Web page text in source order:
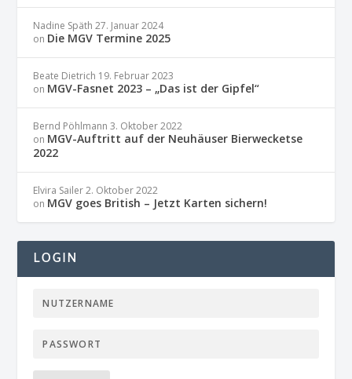
Nadine Späth 27. Januar 2024
on Die MGV Termine 2025
Beate Dietrich 19. Februar 2023
on MGV-Fasnet 2023 – „Das ist der Gipfel“
Bernd Pöhlmann 3. Oktober 2022
on MGV-Auftritt auf der Neuhäuser Bierwecketse
2022
Elvira Sailer 2. Oktober 2022
on MGV goes British – Jetzt Karten sichern!
LOGIN